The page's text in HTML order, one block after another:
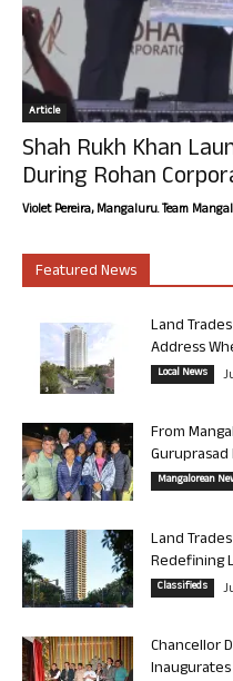
Article
Shah Rukh Khan
During Rohan
Violet Pereira, Mangaluru. Team
Featured News
Land
Address
Local News
From
Guruprasad
Mangalorean
Land
Redefining
Classifieds
Chancellor
Inaugurates